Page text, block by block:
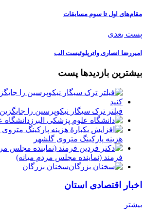
️مقام‌های اول تا سوم مسابقات
پست بعدی
امیررضا انصاری واترپلوئیست الب
بیشترین بازدیدها پست
فیلتر ترک سیگار نیکوپرسین را
دانشگاه
هزینه پارکینگ متروی گلشهر
فرمند (نماينده مجلس مردم میانه)
سخنان بزرگان
اخبار اقتصادی استان
بیشتر